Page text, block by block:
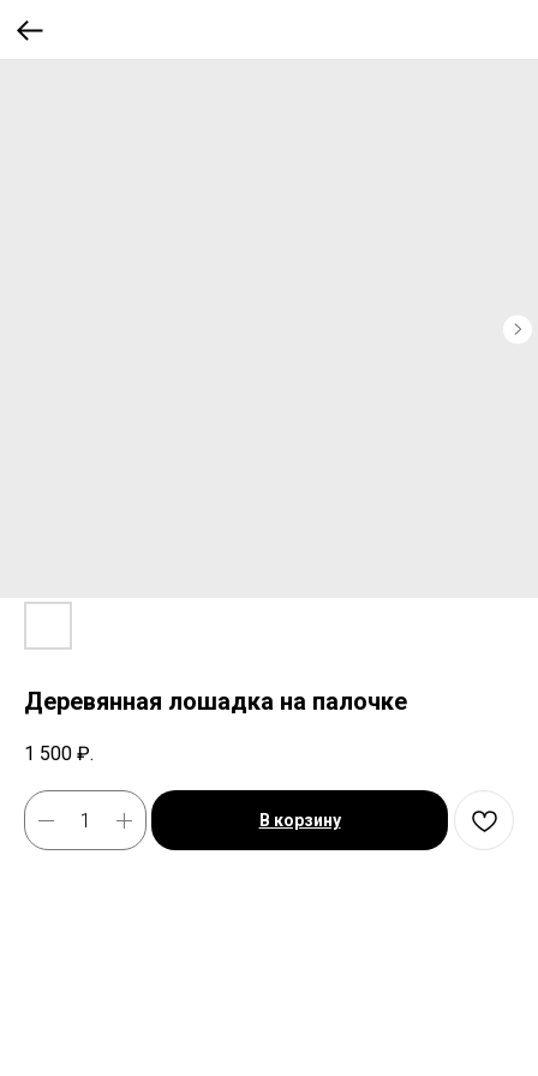
Деревянная лошадка на палочке
1 500 ₽.
В корзину